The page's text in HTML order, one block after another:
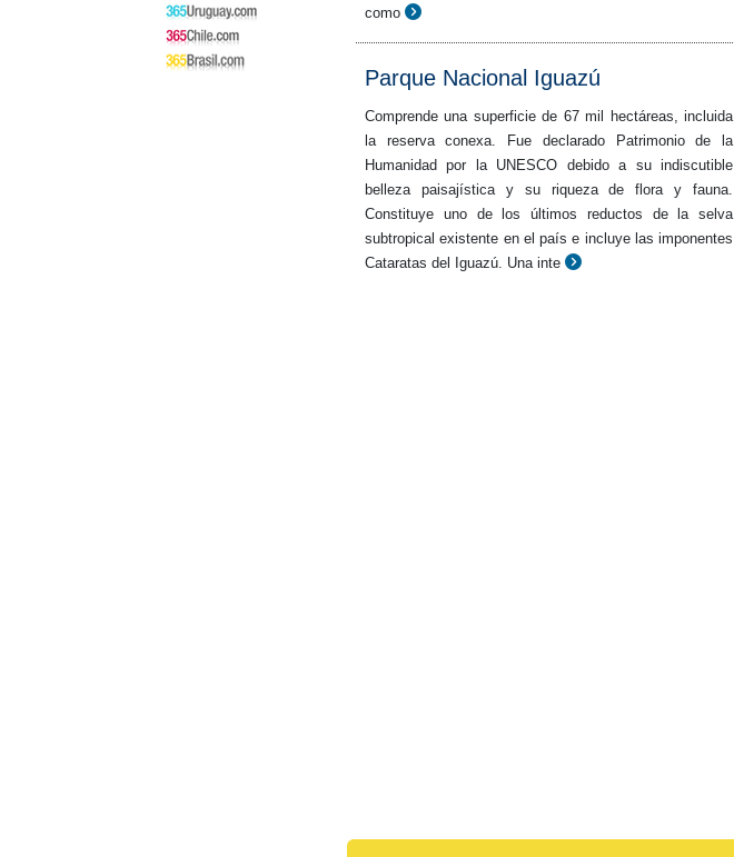
como
Parque Nacional Iguazú
Comprende una superficie de 67 mil hectáreas, incluida
la reserva conexa. Fue declarado Patrimonio de la
Humanidad por la UNESCO debido a su indiscutible
belleza paisajística y su riqueza de flora y fauna.
Constituye uno de los últimos reductos de la selva
subtropical existente en el país e incluye las imponentes
Cataratas del Iguazú. Una inte